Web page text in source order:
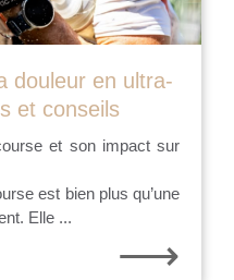
douleur en ultra-
et conseils
et son impact sur
est bien plus qu’une
Elle ...
⟶